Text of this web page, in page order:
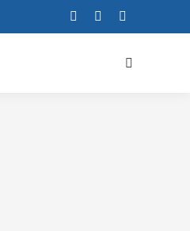
opensopens
Buscar: